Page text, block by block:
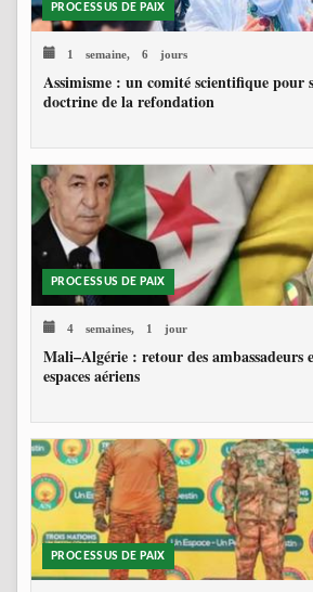
PROCESSUS DE PAIX
1 semaine, 6 jours
Assimisme : un comité scientifique pour
doctrine de la refondation
PROCESSUS DE PAIX
4 semaines, 1 jour
Mali–Algérie : retour des ambassadeurs
espaces aériens
PROCESSUS DE PAIX